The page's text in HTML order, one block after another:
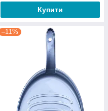
Купити
–11%